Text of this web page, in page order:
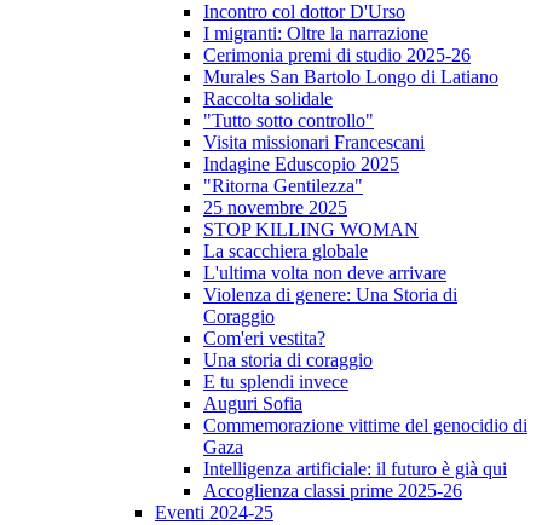
Incontro col dottor D'Urso
I migranti: Oltre la narrazione
Cerimonia premi di studio 2025-26
Murales San Bartolo Longo di Latiano
Raccolta solidale
"Tutto sotto controllo"
Visita missionari Francescani
Indagine Eduscopio 2025
"Ritorna Gentilezza"
25 novembre 2025
STOP KILLING WOMAN
La scacchiera globale
L'ultima volta non deve arrivare
Violenza di genere: Una Storia di
Coraggio
Com'eri vestita?
Una storia di coraggio
E tu splendi invece
Auguri Sofia
Commemorazione vittime del genocidio di
Gaza
Intelligenza artificiale: il futuro è già qui
Accoglienza classi prime 2025-26
Eventi 2024-25